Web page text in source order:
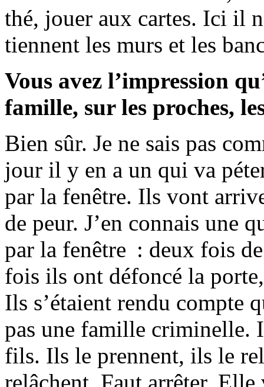
thé, jouer aux cartes. Ici il
tiennent les murs et les
Vous avez l’impression
famille, sur les proches,
Bien sûr. Je ne sais pas
jour il y en a un qui va
par la fenêtre. Ils vont
de peur. J’en connais une
par la fenêtre : deux fois
fois ils ont défoncé la
Ils s’étaient rendu compte
pas une famille criminelle.
fils. Ils le prennent, ils le
relâchent. Faut arrêter.